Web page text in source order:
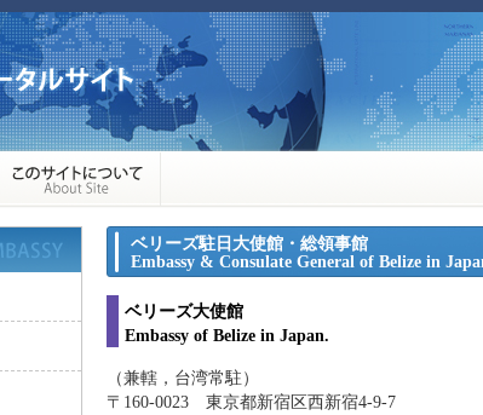
ベリーズ駐日大使館・総領事館
Embassy & Consulate General of Belize in
ベリーズ大使館
Embassy of Belize in Japan.
（兼轄，台湾常駐）
〒160-0023 東京都新宿区西新宿4-9-7